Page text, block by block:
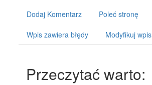
Dodaj Komentarz Poleć stronę
Wpis zawiera błędy Modyfikuj wpis
Przeczytać warto: